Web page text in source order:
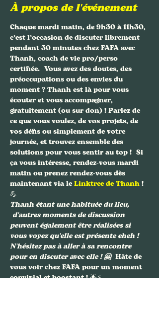
À propos de l'événement
Chaque mardi matin, de 9h30 à 11h30,
c’est l’occasion de discuter librement
pendant 30 minutes chez FAFA avec
Thanh, coach de vie pro/perso
certifiée.  Vous avez des doutes, des
préoccupations ou des envies du
moment ? Thanh est là pour vous
écouter et vous accompagner,
gratuitement (ou sur don) ! Parlez de
ce que vous voulez, de vos projets, de
vos défis ou simplement de votre
journée, et trouvez ensemble des
solutions pour vous sentir au top !  Si
ça vous intéresse, rendez-vous mardi
matin ou prenez rendez-vous dès
maintenant via le Linktree de Thanh !
💪
Thanh étant une habituée du lieu,
d'autres moments de discussion
peuvent également être réalisées si
vous voyez qu'elle est présente eheh !
N'hésitez pas à aller à sa rencontre
pour en discuter avec elle ! 🤗 Hâte de
vous voir chez FAFA pour un moment
convivial et boostant ! 🌟⚡️